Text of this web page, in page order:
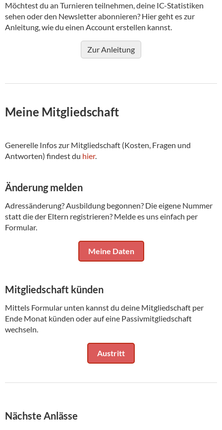
Möchtest du an Turnieren teilnehmen, deine IC-Statistiken
sehen oder den Newsletter abonnieren? Hier geht es zur
Anleitung, wie du einen Account erstellen kannst.
Zur Anleitung
Meine Mitgliedschaft
Generelle Infos zur Mitgliedschaft (Kosten, Fragen und
Antworten) findest du hier.
Änderung melden
Adressänderung? Ausbildung begonnen? Die eigene Nummer
statt die der Eltern registrieren? Melde es uns einfach per
Formular.
Meine Daten
Mitgliedschaft künden
Mittels Formular unten kannst du deine Mitgliedschaft per
Ende Monat künden oder auf eine Passivmitgliedschaft
wechseln.
Austritt
Nächste Anlässe